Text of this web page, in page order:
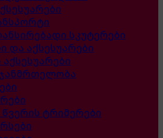
სკუტერები
და აქსესუარები
ტრიმერები